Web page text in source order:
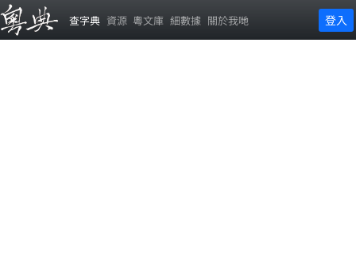
查字典 資源 粵文庫 細數據 關於我哋 登入